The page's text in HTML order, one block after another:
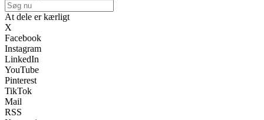
At dele er kærligt
X
Facebook
Instagram
LinkedIn
YouTube
Pinterest
TikTok
Mail
RSS